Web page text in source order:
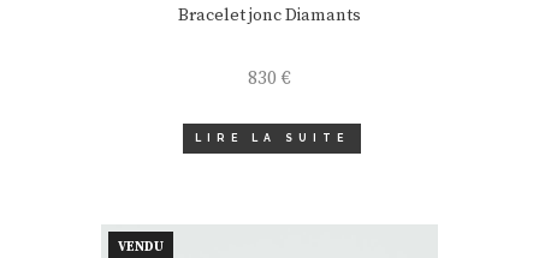
Bracelet jonc Diamants
830 €
LIRE LA SUITE
VENDU